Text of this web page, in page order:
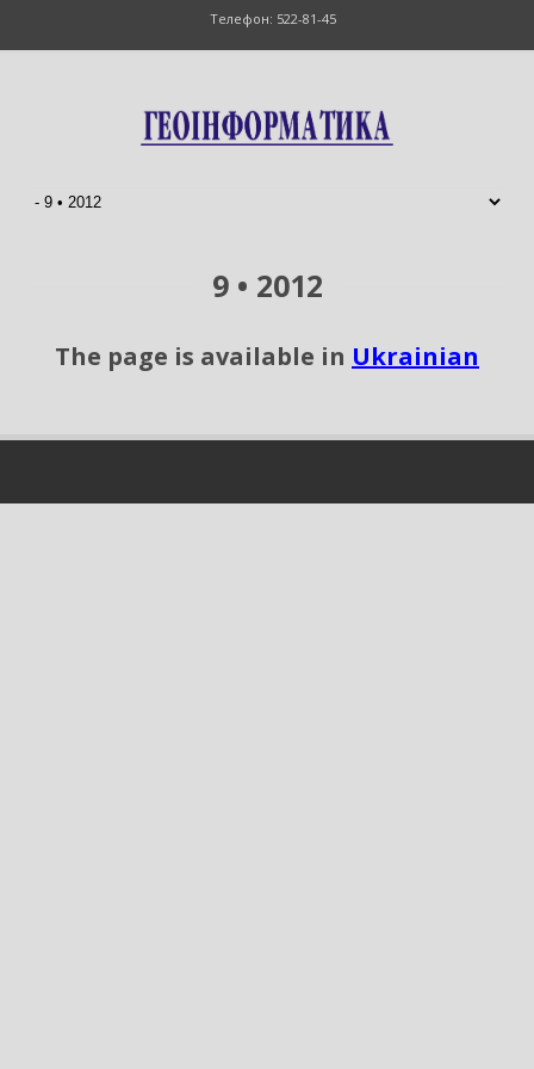
Телефон: 522-81-45
9 • 2012
The page is available in Ukrainian